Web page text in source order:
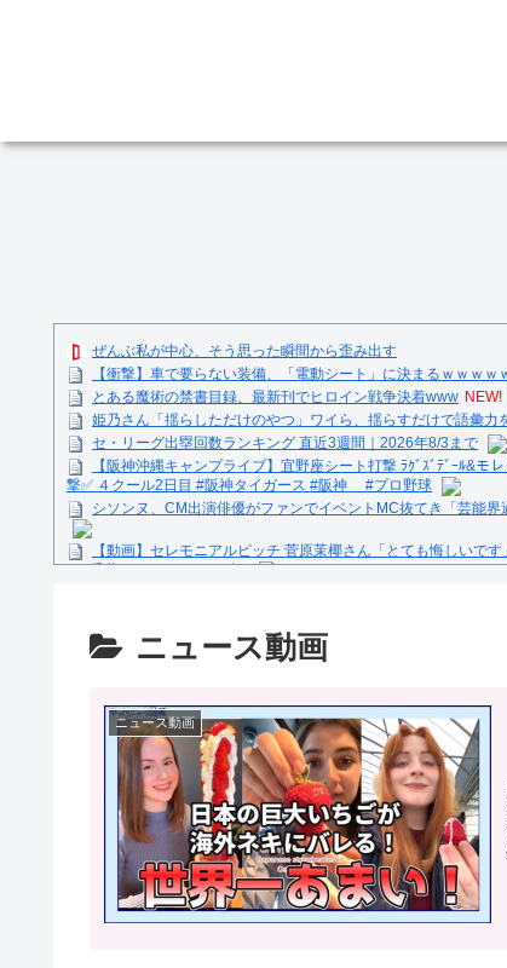
ぜんぶ私が中心、そう思った瞬間から歪み出す
【衝撃】車で要らない装備、「電動シート」に決まるｗｗｗｗ
とある魔術の禁書目録、最新刊でヒロイン戦争決着www NEW!
姫乃さん「揺らしただけのやつ」ワイら、揺らすだけで語彙力
セ・リーグ出塁回数ランキング 直近3週間｜2026年8/3まで
【阪神沖縄キャンプライブ】宜野座シート打撃 ﾗｸﾞｽﾞﾃﾞｰﾙ&モ
撃✅ ４クール2日目 #阪神タイガース #阪神 #プロ野球
シソンヌ、CM出演俳優がファンでイベントMC抜てき「芸能
【動画】セレモニアルピッチ 菅原茉椰さん「とても悔しいで
ス×千葉ロッテマリーンズ」
Powered by livedoor 相互RSS
ニュース動画
ニュース動画